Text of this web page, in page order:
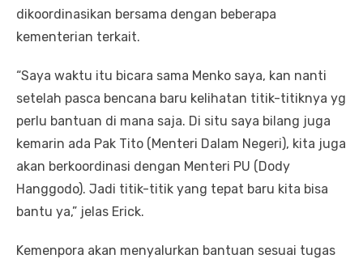
dikoordinasikan bersama dengan beberapa
kementerian terkait.
“Saya waktu itu bicara sama Menko saya, kan nanti
setelah pasca bencana baru kelihatan titik-titiknya yg
perlu bantuan di mana saja. Di situ saya bilang juga
kemarin ada Pak Tito (Menteri Dalam Negeri), kita juga
akan berkoordinasi dengan Menteri PU (Dody
Hanggodo). Jadi titik-titik yang tepat baru kita bisa
bantu ya,” jelas Erick.
Kemenpora akan menyalurkan bantuan sesuai tugas